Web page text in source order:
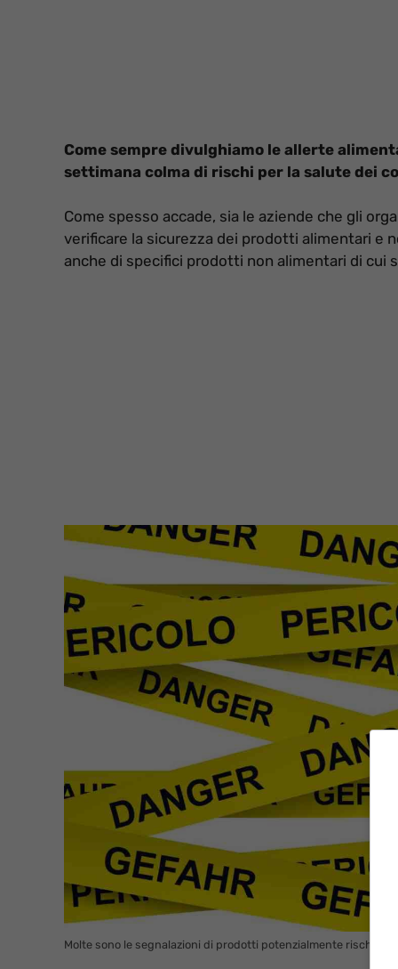
Come sempre divulghiamo le allerte
settimana colma di rischi per la salute dei
Come spesso accade, sia le aziende che gli
verificare la sicurezza dei prodotti alimentari e
anche di specifici prodotti non alimentari di cui
Molte sono le segnalazioni di prodotti potenzialmente rischiosi